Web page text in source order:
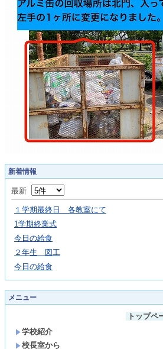
新着情報
最新
１学期最終日 各教室にて
1学期終業式
今日の給食
２年生 図工
今日の給食
メニュー
トップペ
学校紹介
校長室から